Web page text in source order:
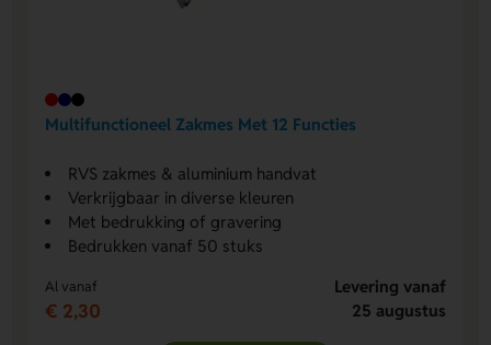
Multifunctioneel Zakmes Met 12 Functies
RVS zakmes & aluminium handvat
Verkrijgbaar in diverse kleuren
Met bedrukking of gravering
Bedrukken vanaf 50 stuks
Al vanaf
€ 2,30
Levering vanaf
25 augustus